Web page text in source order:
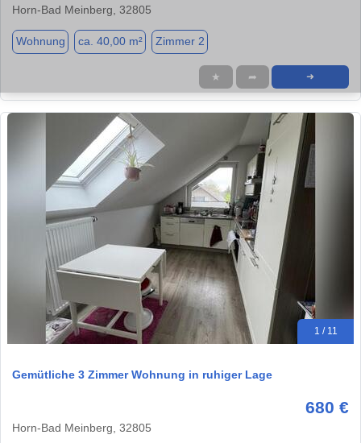
Horn-Bad Meinberg, 32805
Wohnung ca. 40,00 m² Zimmer 2
★ ➦ ➜
1 / 11
Gemütliche 3 Zimmer Wohnung in ruhiger Lage
680 €
Horn-Bad Meinberg, 32805